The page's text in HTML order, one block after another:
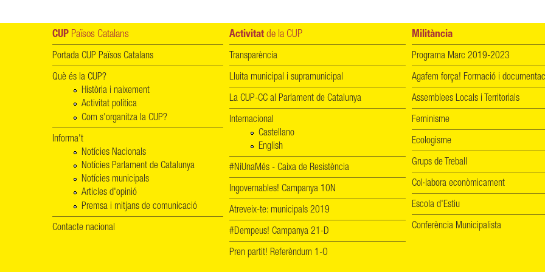
CUP Països Catalans
Portada CUP Països Catalans
Què és la CUP?
Història i naixement
Activitat política
Com s'organitza la CUP?
Informa't
Notícies Nacionals
Notícies Parlament de Catalunya
Notícies municipals
Articles d'opinió
Premsa i mitjans de comunicació
Contacte nacional
Activitat de la CUP
Transparència
Lluita municipal i supramunicipal
La CUP-CC al Parlament de Catalunya
Internacional
Castellano
English
#NiUnaMés - Caixa de Resistència
Ingovernables! Campanya 10N
Atreveix-te: municipals 2019
#Dempeus! Campanya 21-D
Pren partit! Referèndum 1-O
Militància
Programa Marc 2019-2023
Agafem força! Formació i
Assemblees Locals i Territorials
Feminisme
Ecologisme
Grups de Treball
Col·labora econòmicament
Escola d'Estiu
Conferència Municipalista